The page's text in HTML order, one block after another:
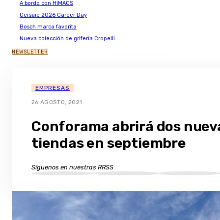
A bordo con HIMACS
Cersaie 2026 Career Day
Bosch marca favorita
Nueva colección de grifería Cropelli
NEWSLETTER
EMPRESAS
26 AGOSTO, 2021
Conforama abrirá dos
tiendas en septiembre
Síguenos en nuestras RRSS